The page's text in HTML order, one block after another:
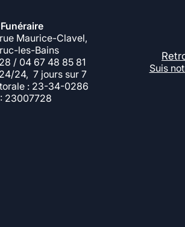
Maurice-Clavel,
les-Bains
/ 04 67 48 85 81
24, 7 jours sur 7
: 23-34-0286
: 23007728
Suis